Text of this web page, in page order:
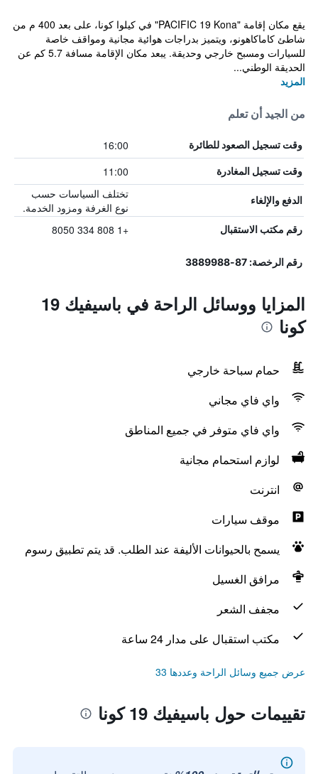
يقع مكان إقامة "PACIFIC 19 Kona" في كيلوا كونا، على بعد 400 م من
شاطئ كاماكاهونو، ويتميز بدراجات هوائية مجانية ومواقف خاصة
للسيارات ومسبح خارجي وحديقة. يبعد مكان الإقامة مسافة 5.7 كم عن
الحديقة الوطني...
المزيد
من الجيد أن تعلم
وقت تسجيل الصعود للطائرة 16:00
وقت تسجيل المغادرة 11:00
الدفع والإلغاء
تختلف السياسات حسب
نوع الغرفة ومزود الخدمة.
رقم مكتب الاستقبال +1 808 334 8050
رقم الرخصة: 87-3889988
المزايا ووسائل الراحة في باسيفيك 19
كونا
حمام سباحة خارجي
واي فاي مجاني
واي فاي متوفر في جميع المناطق
لوازم استحمام مجانية
انترنت
موقف سيارات
يسمح بالحيوانات الأليفة عند الطلب. قد يتم تطبيق رسوم
مرافق الغسيل
مجفف الشعر
مكتب استقبال على مدار 24 ساعة
عرض جميع وسائل الراحة وعددها 33
تقييمات حول باسيفيك 19 كونا